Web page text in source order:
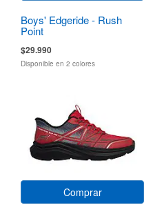
Boys' Edgeride - Rush
Point
$29.990
Disponible en 2 colores
Comprar